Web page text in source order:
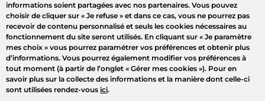
informations soient partagées avec nos partenaires. Vous pouvez
choisir de cliquer sur « Je refuse » et dans ce cas, vous ne pourrez pas
recevoir de contenu personnalisé et seuls les cookies nécessaires au
fonctionnement du site seront utilisés. En cliquant sur « Je paramètre
mes choix » vous pourrez paramétrer vos préférences et obtenir plus
d’informations. Vous pourrez également modifier vos préférences à
tout moment (à partir de l’onglet « Gérer mes cookies »). Pour en
savoir plus sur la collecte des informations et la manière dont celle-ci
sont utilisées rendez-vous ici.